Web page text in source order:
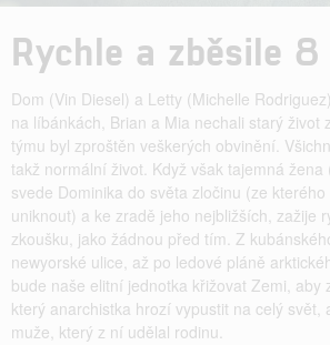
Rychle a zběsile 8
Dom (Vin Diesel) a Letty (Michelle
na líbánkách, Brian a Mia nechali starý život
týmu byl zproštěn veškerých obvinění.
takž normální život. Když však tajemná žena
svede Dominika do světa zločinu (ze
uniknout) a ke zradě jeho nejbližších, zažije
zkoušku, jako žádnou před tím. Z
newyorské ulice, až po ledové pláně
bude naše elitní jednotka křižovat Zemi, aby
který anarchistka hrozí vypustit na celý svět,
muže, který z ní udělal rodinu.